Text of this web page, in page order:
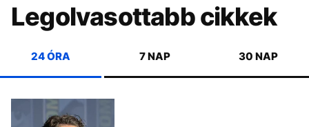
Legolvasottabb cikkek
24 ÓRA 7 NAP 30 NAP